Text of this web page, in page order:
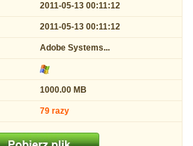
2011-05-13 00:11:12
2011-05-13 00:11:12
Adobe Systems...
1000.00 MB
79 razy